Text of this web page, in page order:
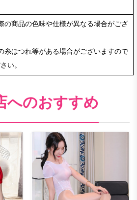
の商品の色味や仕様が異なる場合がござ
糸ほつれ等がある場合がございますので
い。
へのおすすめ